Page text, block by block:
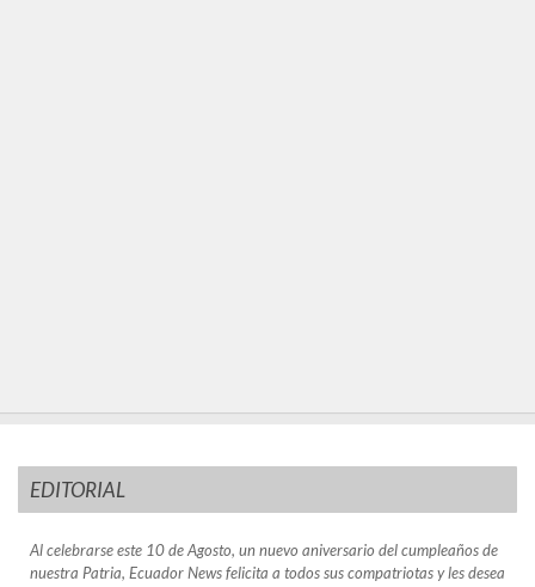
EDITORIAL
Al celebrarse este 10 de Agosto, un nuevo aniversario del cumpleaños de
nuestra Patria, Ecuador News felicita a todos sus compatriotas y les desea